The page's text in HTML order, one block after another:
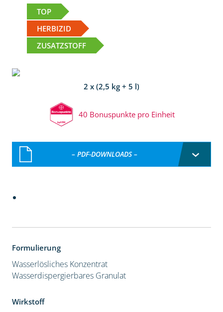
TOP
HERBIZID
ZUSATZSTOFF
2 x (2,5 kg + 5 l)
40 Bonuspunkte pro Einheit
– PDF-DOWNLOADS –
Formulierung
Wasserlösliches Konzentrat
Wasserdispergierbares Granulat
Wirkstoff